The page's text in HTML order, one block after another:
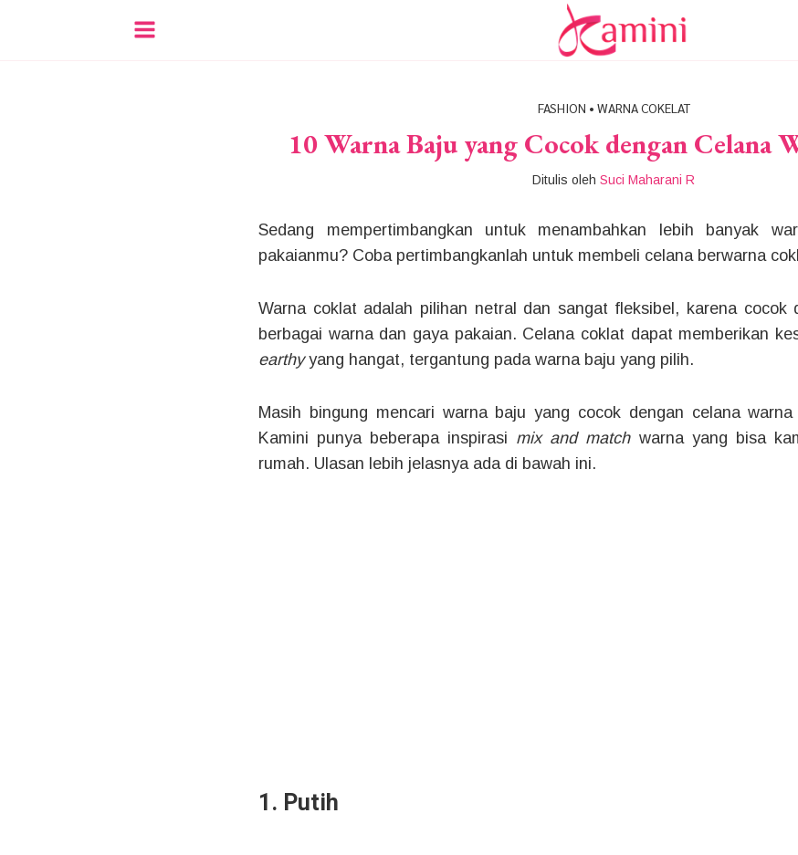
FASHION • WARNA COKELAT
10 Warna Baju yang Cocok dengan Celana
Ditulis oleh Suci Maharani R
Sedang mempertimbangkan untuk menambahkan lebih banyak
pakaianmu? Coba pertimbangkanlah untuk membeli celana berwarna
Warna coklat adalah pilihan netral dan sangat fleksibel, karena cocok
berbagai warna dan gaya pakaian. Celana coklat dapat memberikan
earthyyang hangat, tergantung pada warna baju yang pilih.
Masih bingung mencari warna baju yang cocok dengan celana
Kamini punya beberapa inspirasi mix and matchwarna yang bisa
rumah. Ulasan lebih jelasnya ada di bawah ini.
1. Putih